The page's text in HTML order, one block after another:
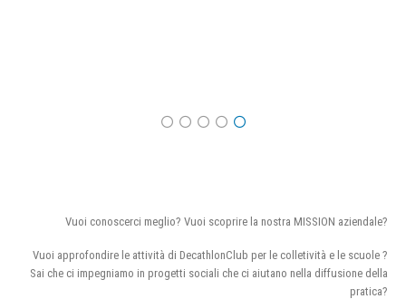
Vuoi conoscerci meglio? Vuoi scoprire la nostra MISSION aziendale?
Vuoi approfondire le attività di DecathlonClub per le colletività e le scuole ?
Sai che ci impegniamo in progetti sociali che ci aiutano nella diffusione della
pratica?